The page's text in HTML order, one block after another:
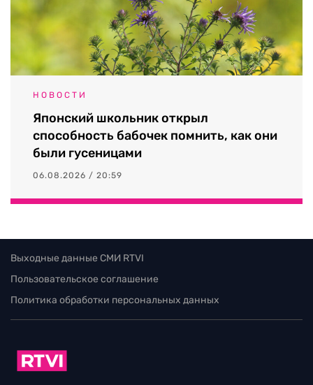
НОВОСТИ
Японский школьник открыл
способность бабочек помнить, как они
были гусеницами
06.08.2026 / 20:59
Выходные данные СМИ RTVI
Пользовательское соглашение
Политика обработки персональных данных